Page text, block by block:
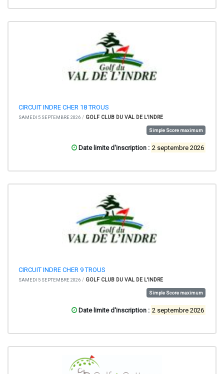
CIRCUIT INDRE CHER 18 TROUS
SAMEDI 5 SEPTEMBRE 2026 / GOLF CLUB DU VAL DE L'INDRE
Simple Score maximum
Date limite d'inscription : 2 septembre 2026
CIRCUIT INDRE CHER 9 TROUS
SAMEDI 5 SEPTEMBRE 2026 / GOLF CLUB DU VAL DE L'INDRE
Simple Score maximum
Date limite d'inscription : 2 septembre 2026